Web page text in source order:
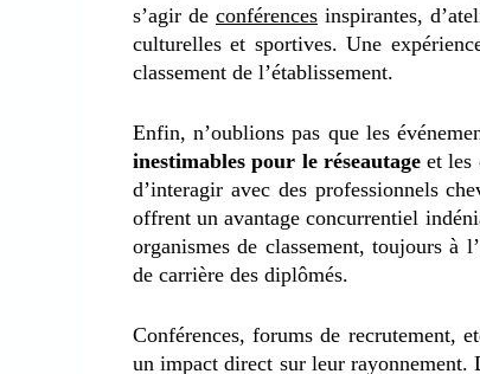
s’agir de conférences inspirantes,
culturelles et sportives. Une
classement de l’établissement.
Enfin, n’oublions pas que les
inestimables pour le réseautageet les
d’interagir avec des professionnels
offrent un avantage concurrentiel
organismes de classement, toujours à
de carrière des diplômés.
Conférences, forums de recrutement,
un impact direct sur leur